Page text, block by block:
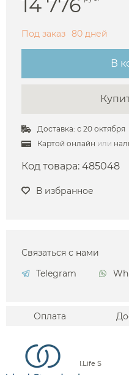
14 776
Под заказ 80 дней
В
Доставка: с 20 октября
Картой онлайн или
Код товара: 485048
В избранное
Связаться с нами
Telegram
Оплата
I.Life S